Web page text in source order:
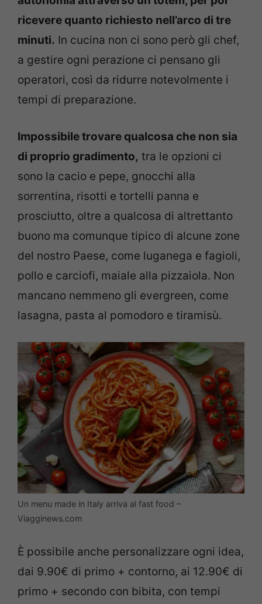
ricevere quanto richiesto nell’arco di tre
minuti. In cucina non ci sono però gli chef,
a gestire ogni perazione ci pensano gli
operatori, così da ridurre notevolmente i
tempi di preparazione.
Impossibile trovare qualcosa che non sia
di proprio gradimento, tra le opzioni ci
sono la cacio e pepe, gnocchi alla
sorrentina, risotti e tortelli panna e
prosciutto, oltre a qualcosa di altrettanto
buono ma comunque tipico di alcune zone
del nostro Paese, come luganega e fagioli,
pollo e carciofi, maiale alla pizzaiola. Non
mancano nemmeno gli evergreen, come
lasagna, pasta al pomodoro e tiramisù.
Un menu made in Italy arriva al fast food –
Viagginews.com
È possibile anche personalizzare ogni idea,
dai 9.90€ di primo + contorno, ai 12.90€ di
primo + secondo con bibita, con tempi